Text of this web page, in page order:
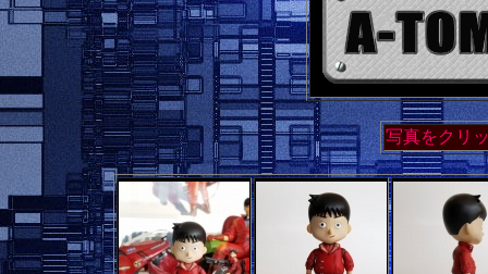
写真をクリ